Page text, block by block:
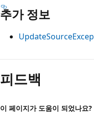
추가 정보
읽
모
사
피드백
이 페이지가 도움이 되었나요?